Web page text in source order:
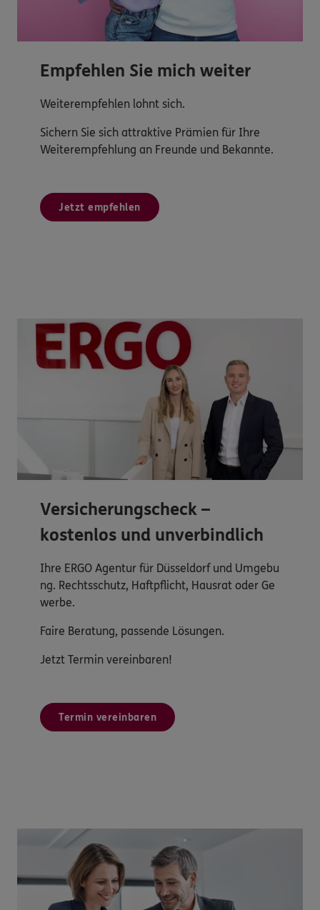
Empfehlen Sie mich weiter
Weiterempfehlen lohnt sich.
Sichern Sie sich attraktive Prämien für Ihre
Weiterempfehlung an Freunde und Bekannte.
Jetzt empfehlen
Versicherungscheck –
kostenlos und unverbindlich
Ihre ERGO Agentur für Düsseldorf und Umgebu
ng. Rechtsschutz, Haftpflicht, Hausrat oder Ge
werbe.
Faire Beratung, passende Lösungen.
Jetzt Termin vereinbaren!
Termin vereinbaren